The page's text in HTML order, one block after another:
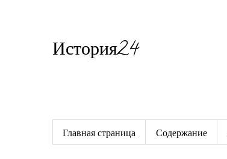
История24
Главная страница Содержание